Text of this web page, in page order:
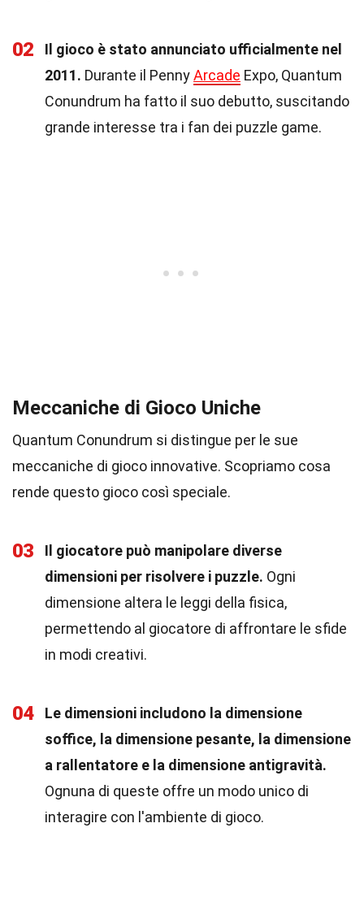
02
Il gioco è stato annunciato ufficialmente nel
2011. Durante il PennyArcade Expo, Quantum
Conundrum ha fatto il suo debutto, suscitando
grande interesse tra i fan dei puzzle game.
Meccaniche di Gioco Uniche
Quantum Conundrum si distingue per le sue
meccaniche di gioco innovative. Scopriamo cosa
rende questo gioco così speciale.
03
Il giocatore può manipolare diverse
dimensioni per risolvere i puzzle. Ogni
dimensione altera le leggi della fisica,
permettendo al giocatore di affrontare le sfide
in modi creativi.
04
Le dimensioni includono la dimensione
soffice, la dimensione pesante, la dimensione
a rallentatore e la dimensione antigravità.
Ognuna di queste offre un modo unico di
interagire con l'ambiente di gioco.